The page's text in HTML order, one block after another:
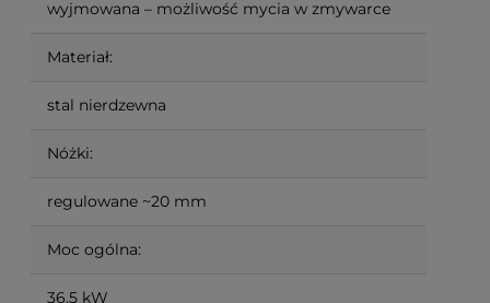
wyjmowana – możliwość mycia w zmywarce
Materiał:
stal nierdzewna
Nóżki:
regulowane ~20 mm
Moc ogólna:
36,5 kW